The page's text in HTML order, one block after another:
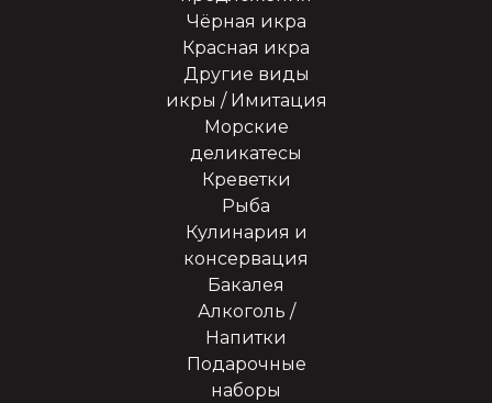
Чёрная икра
Красная икра
Другие виды
икры / Имитация
Морские
деликатесы
Креветки
Рыба
Кулинария и
консервация
Бакалея
Алкоголь /
Напитки
Подарочные
наборы